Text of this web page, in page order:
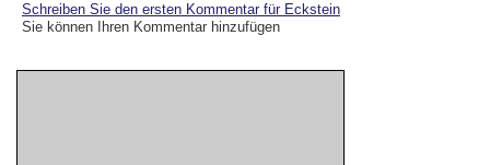
Schreiben Sie den ersten Kommentar für Eckstein
Sie können Ihren Kommentar hinzufügen